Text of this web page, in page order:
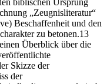
biblischen Ursprung
„Zeugnisliteratur“
Beschaffenheit und den
zu betonen.13
Überblick über die
Skizze der
der